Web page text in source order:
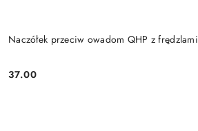
Naczółek przeciw owadom QHP z frędzlami
Cena:
37.00